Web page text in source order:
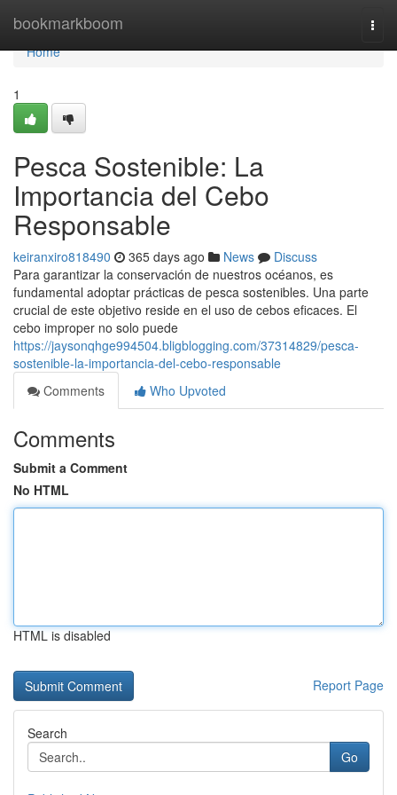
bookmarkboom
Home
Home
1
Pesca Sostenible: La
Importancia del Cebo
Responsable
keiranxiro818490 365 days ago News
Discuss
Para garantizar la conservación de nuestros océanos, es
fundamental adoptar prácticas de pesca sostenibles. Una parte
crucial de este objetivo reside en el uso de cebos eficaces. El
cebo improper no solo puede
https://jaysonqhge994504.bligblogging.com/37314829/pesca-
sostenible-la-importancia-del-cebo-responsable
Comments
Who Upvoted
Comments
Submit a Comment
No HTML
HTML is disabled
Report Page
Search
Go